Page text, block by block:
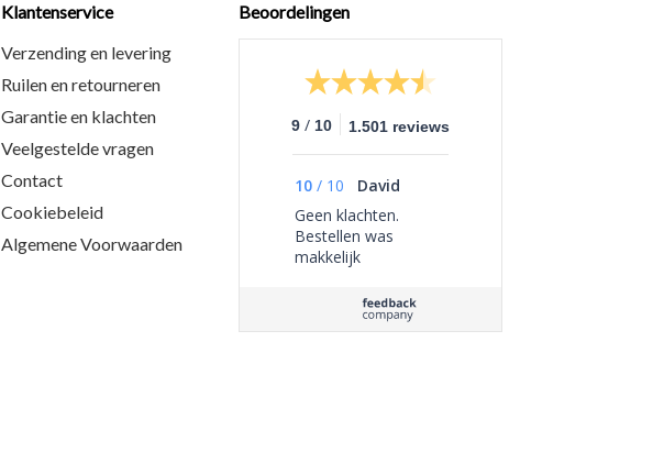
Klantenservice
Verzending en levering
Ruilen en retourneren
Garantie en klachten
Veelgestelde vragen
Contact
Cookiebeleid
Algemene Voorwaarden
Beoordelingen
9 / 10 1.501 reviews
10 / 10
David
Geen klachten.
Bestellen was
makkelijk